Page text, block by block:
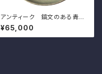
アンティーク 鎬文のある青磁
平鉢（龍泉窯）d27.2cm Anti
que Chinese Celadon Plat
e, Longquan Kiln
¥65,000